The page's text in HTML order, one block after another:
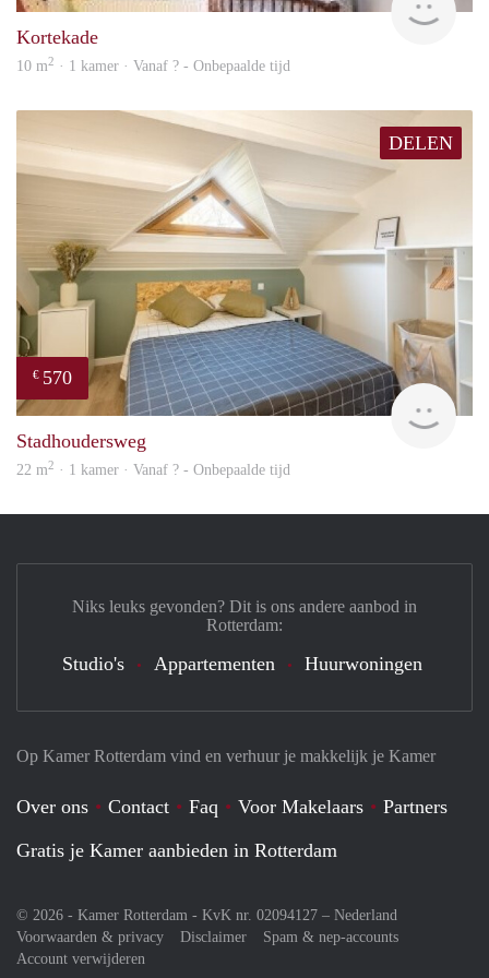
Kortekade
10 m2 · 1 kamer · Vanaf ? - Onbepaalde tijd
DELEN
€ 570
Stadhoudersweg
22 m2 · 1 kamer · Vanaf ? - Onbepaalde tijd
Op Kamer Rotterdam vind en verhuur je makkelijk je Kamer
Over ons Contact Faq Voor Makelaars
Partners
Gratis je Kamer aanbieden in Rotterdam
© 2026 - Kamer Rotterdam - KvK nr. 02094127 – Nederland
Voorwaarden & privacy
Disclaimer
Spam & nep-accounts
Account verwijderen
Niks leuks gevonden? Dit is ons andere aanbod in
Rotterdam:
Studio's Appartementen Huurwoningen